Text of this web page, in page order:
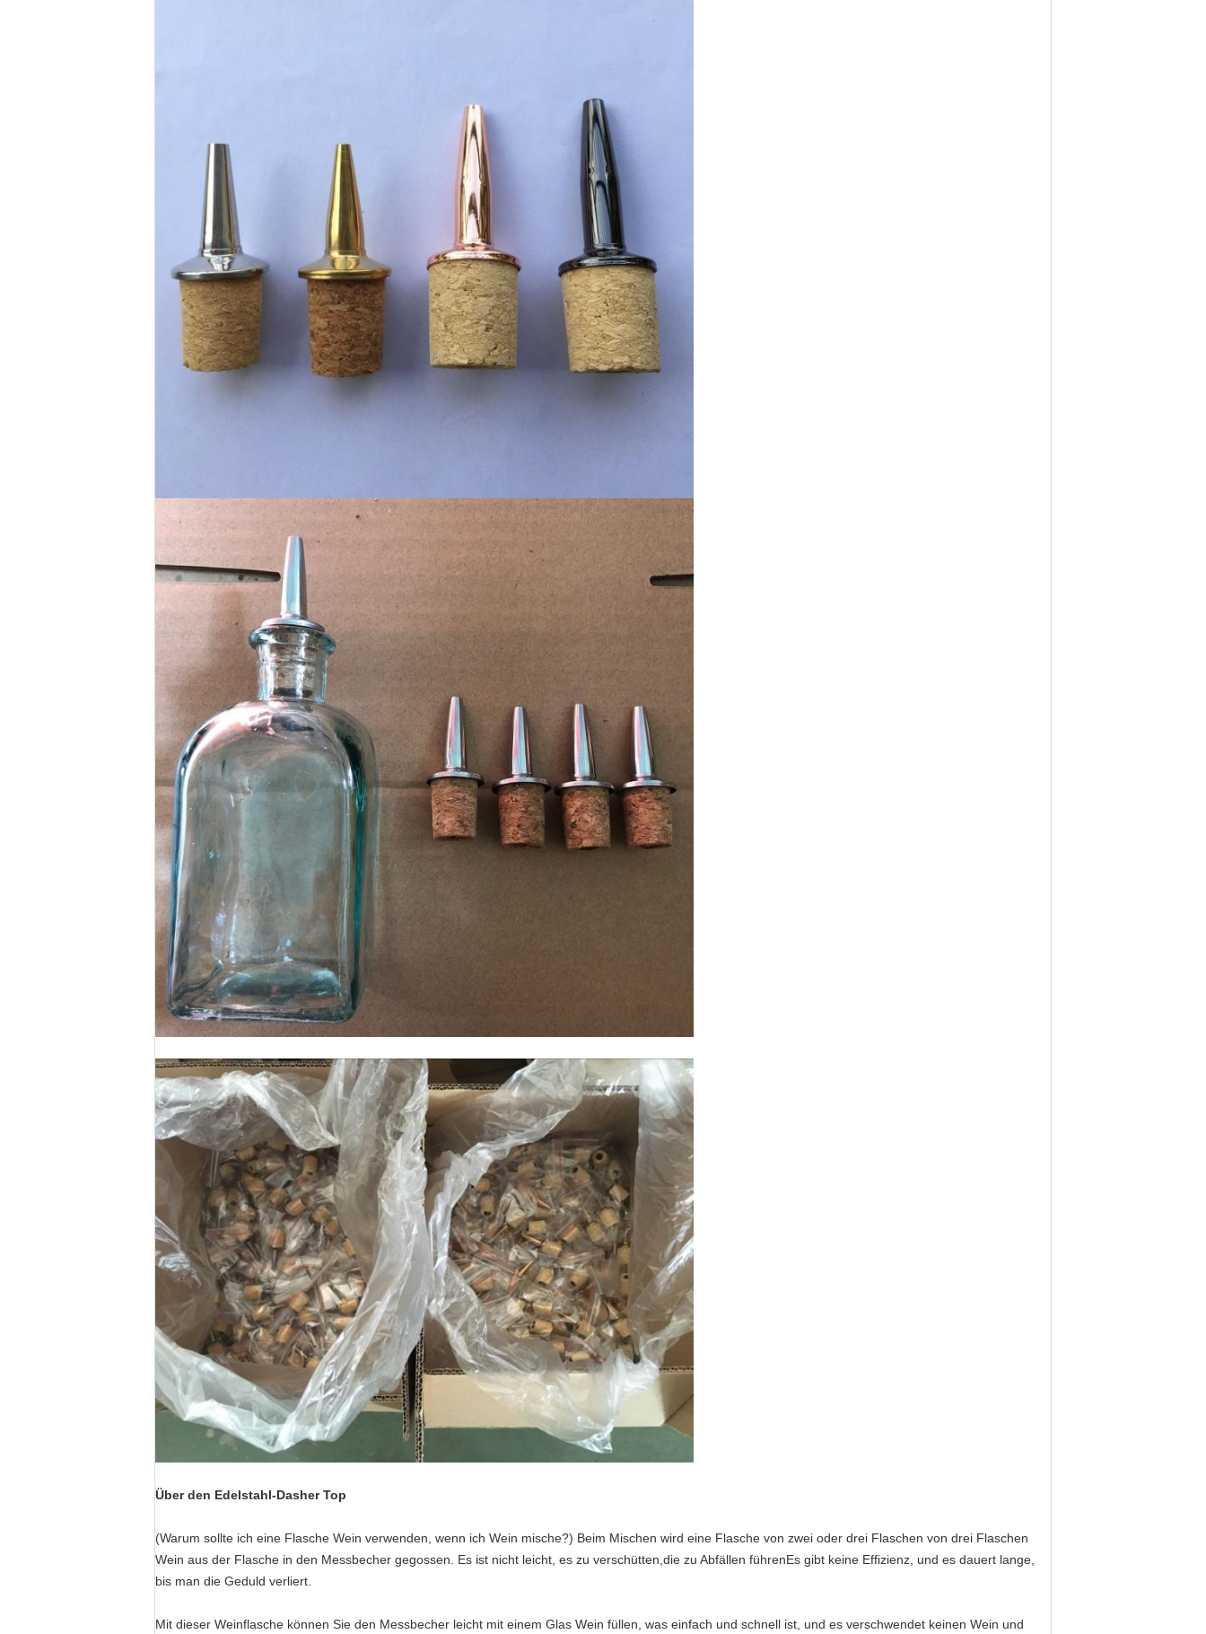
Über den Edelstahl-Dasher Top
(Warum sollte ich eine Flasche Wein verwenden, wenn ich Wein mische?) Beim Mischen wird eine Flasche von zwei oder drei Flaschen von drei Flaschen
Wein aus der Flasche in den Messbecher gegossen. Es ist nicht leicht, es zu verschütten,die zu Abfällen führenEs gibt keine Effizienz, und es dauert lange,
bis man die Geduld verliert.
Mit dieser Weinflasche können Sie den Messbecher leicht mit einem Glas Wein füllen, was einfach und schnell ist, und es verschwendet keinen Wein und